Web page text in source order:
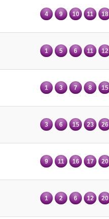
4 9 10 11 18
1 5 6 11 12
1 3 7 8 15
3 6 15 23 26
9 11 16 17 20
1 2 6 12 20